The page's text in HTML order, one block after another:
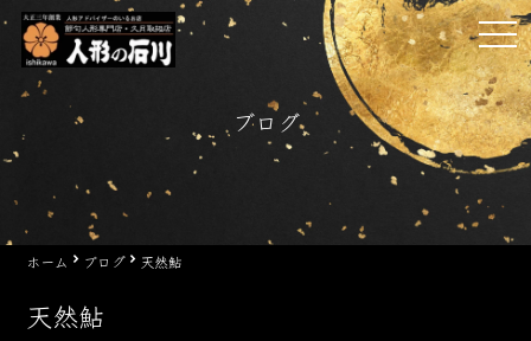
Skip
content
ブログ
ホーム ブログ 天然鮎
天然鮎